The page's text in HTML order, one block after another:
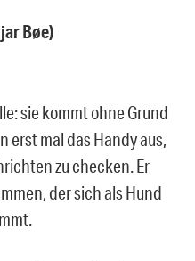
Bøe)
sie kommt ohne Grund
erst mal das Handy aus,
zu checken. Er
der sich als Hund